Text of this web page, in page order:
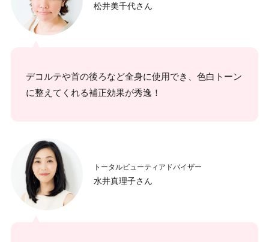
松井美千代さん
デコルテや首の後ろなど全身に使用でき、色白トーン
に整えてくれる補正効果が秀逸！
トータルビューティアドバイザー
水井真理子さん